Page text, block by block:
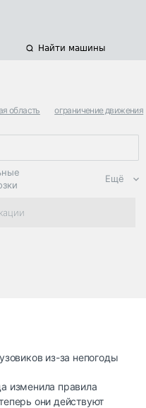
Найти машины
область ограничение движения
и
Ещё
из-за непогоды
изменила правила
они действуют